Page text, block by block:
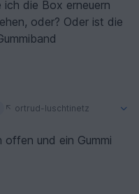
ich die Box erneuern
oder? Oder ist die
ortrud-luschtinetz
und ein Gummi